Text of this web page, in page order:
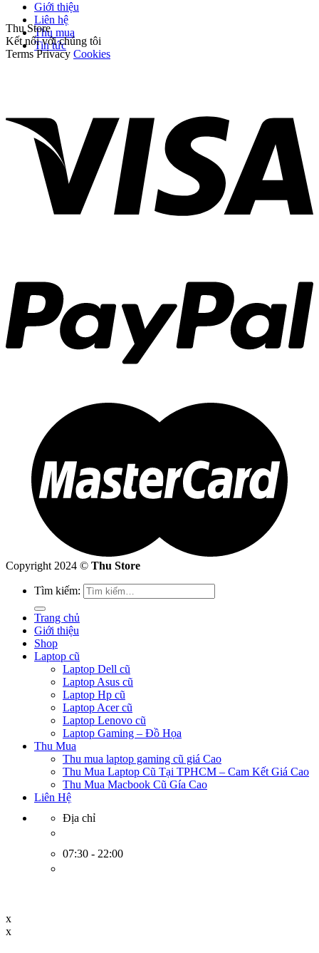
Giới thiệu
Liên hệ
Thu mua
Tin tức
Thu Store
Kết nối với chúng tôi
Terms Privacy Cookies
Copyright 2024 © Thu Store
Tìm kiếm:
Trang chủ
Giới thiệu
Shop
Laptop cũ
Laptop Dell cũ
Laptop Asus cũ
Laptop Hp cũ
Laptop Acer cũ
Laptop Lenovo cũ
Laptop Gaming – Đồ Họa
Thu Mua
Thu mua laptop gaming cũ giá Cao
Thu Mua Laptop Cũ Tại TPHCM – Cam Kết Giá Cao
Thu Mua Macbook Cũ Gía Cao
Liên Hệ
Địa chỉ
07:30 - 22:00
x
x